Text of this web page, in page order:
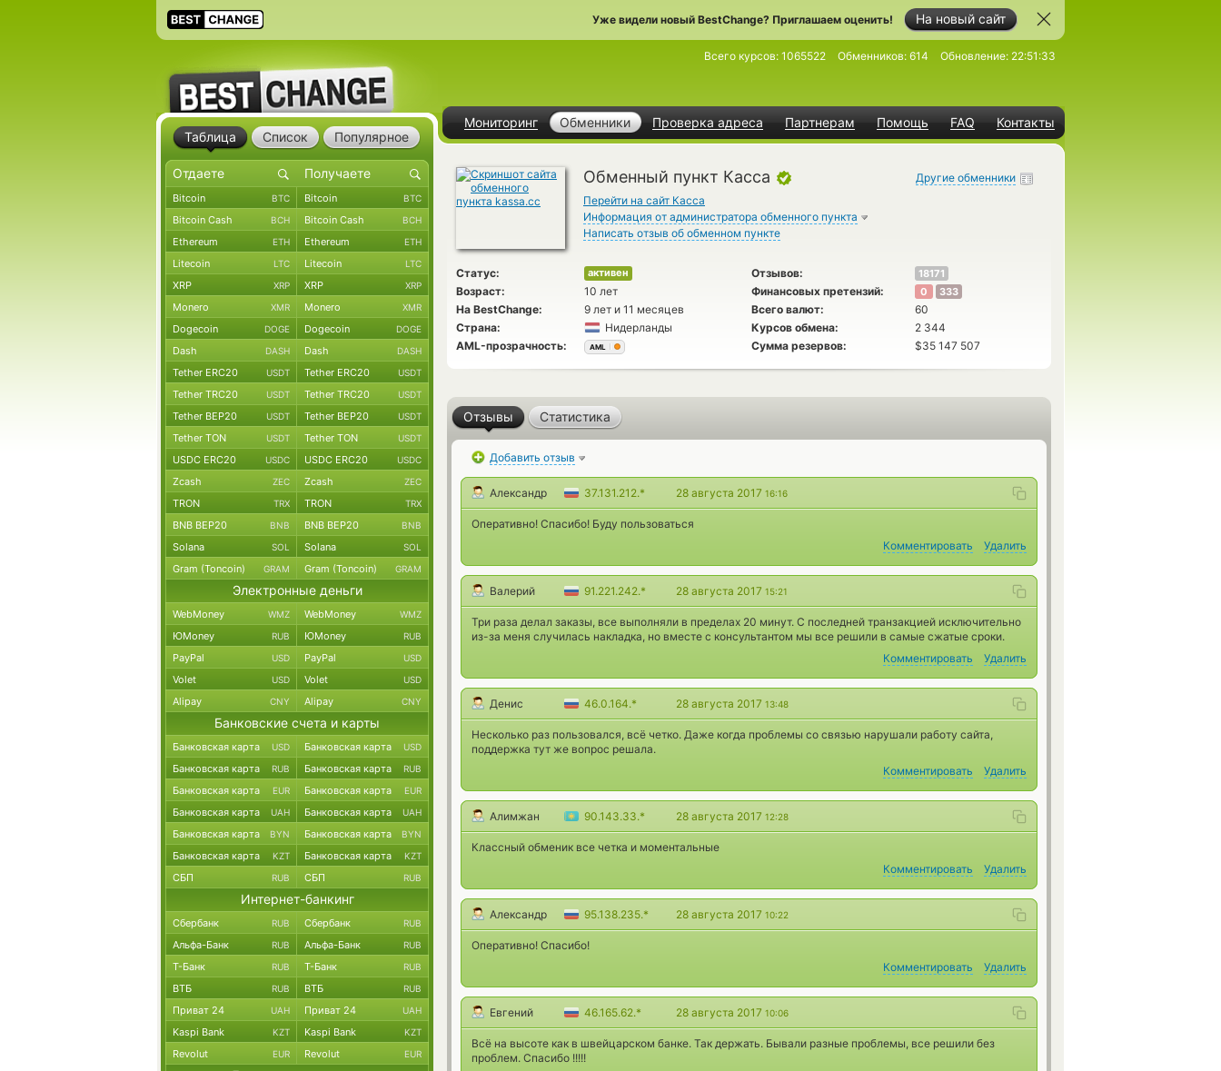
На новый сайт
Уже видели новый BestChange? Приглашаем оценить!
Мониторинг Обменники Проверка адреса Партнерам Помощь FAQ Контакты
Всего курсов: 1065522 Обменников: 614 Обновление: 22:51:33
Обменный пункт Касса
Перейти на сайт Касса
Информация от администратора обменного пункта
Написать отзыв об обменном пункте
Другие обменники
Статус: активен Отзывов: 18171
Возраст: 10 лет Финансовых претензий: 0 333
На BestChange: 9 лет и 11 месяцев Всего валют:
60
Страна:
Нидерланды Курсов обмена:
2 344
AML-прозрачность:
AML Сумма резервов: $35 147 507
Отзывы Статистика
Добавить отзыв
Александр 37.131.212.* 28 августа 2017 16:16
Оперативно! Спасибо! Буду пользоваться
Комментировать
Удалить
Валерий 91.221.242.* 28 августа 2017 15:21
Три раза делал заказы, все выполняли в пределах 20 минут. С последней транзакцией исключительно
из-за меня случилась накладка, но вместе с консультантом мы все решили в самые сжатые сроки.
Комментировать
Удалить
Денис 46.0.164.* 28 августа 2017 13:48
Несколько раз пользовался, всё четко. Даже когда проблемы со связью нарушали работу сайта,
поддержка тут же вопрос решала.
Комментировать
Удалить
Алимжан 90.143.33.* 28 августа 2017 12:28
Классный обменик все четка и моментальные
Комментировать
Удалить
Александр 95.138.235.* 28 августа 2017 10:22
Оперативно! Спасибо!
Комментировать
Удалить
Евгений 46.165.62.* 28 августа 2017 10:06
Всё на высоте как в швейцарском банке. Так держать. Бывали разные проблемы, все решили без
проблем. Спасибо !!!!!
Таблица Список Популярное
Bitcoin BTC Bitcoin BTC
Bitcoin Cash BCH Bitcoin Cash BCH
Ethereum ETH Ethereum ETH
Litecoin LTC Litecoin LTC
XRP XRP XRP XRP
Monero XMR Monero XMR
Dogecoin DOGE Dogecoin DOGE
Dash DASH Dash DASH
Tether ERC20 USDT Tether ERC20 USDT
Tether TRC20 USDT Tether TRC20 USDT
Tether BEP20 USDT Tether BEP20 USDT
Tether TON USDT Tether TON USDT
USDC ERC20 USDC USDC ERC20 USDC
Zcash ZEC Zcash ZEC
TRON TRX TRON TRX
BNB BEP20 BNB BNB BEP20 BNB
Solana SOL Solana SOL
Gram (Toncoin) GRAM Gram (Toncoin) GRAM
Электронные деньги
WebMoney WMZ WebMoney WMZ
ЮMoney RUB ЮMoney RUB
PayPal USD PayPal USD
Volet USD Volet USD
Alipay CNY Alipay CNY
Банковские счета и карты
Банковская карта USD Банковская карта USD
Банковская карта RUB Банковская карта RUB
Банковская карта EUR Банковская карта EUR
Банковская карта UAH Банковская карта UAH
Банковская карта BYN Банковская карта BYN
Банковская карта KZT Банковская карта KZT
СБП RUB СБП RUB
Интернет-банкинг
Сбербанк RUB Сбербанк RUB
Альфа-Банк RUB Альфа-Банк RUB
Т-Банк RUB Т-Банк RUB
ВТБ RUB ВТБ RUB
Приват 24 UAH Приват 24 UAH
Kaspi Bank KZT Kaspi Bank KZT
Revolut EUR Revolut EUR